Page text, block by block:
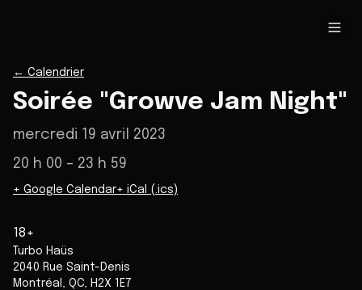
← Calendrier
Soirée "Growve Jam Night"
mercredi 19 avril 2023
20 h 00 – 23 h 59
+ Google Calendar+ iCal (.ics)
18+
Turbo Haüs
2040 Rue Saint-Denis
Montréal , QC, H2X 1E7